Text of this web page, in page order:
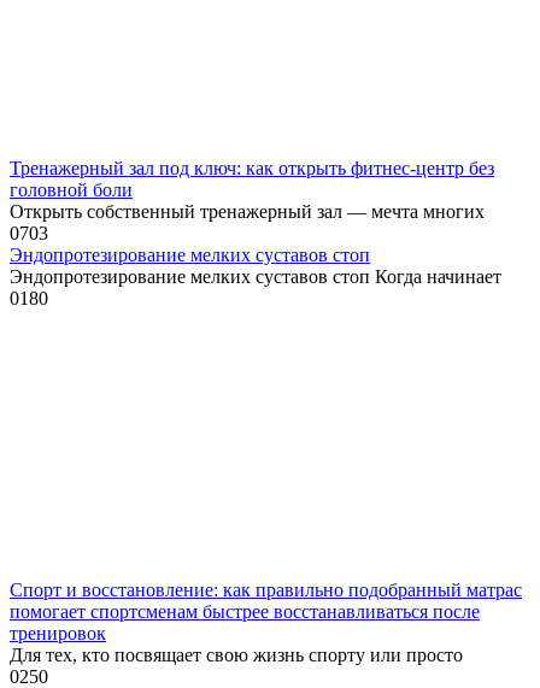
Тренажерный зал под ключ: как открыть фитнес-центр без
головной боли
Открыть собственный тренажерный зал — мечта многих
0703
Эндопротезирование мелких суставов стоп
Эндопротезирование мелких суставов стоп Когда начинает
0180
Спорт и восстановление: как правильно подобранный матрас
помогает спортсменам быстрее восстанавливаться после
тренировок
Для тех, кто посвящает свою жизнь спорту или просто
0250